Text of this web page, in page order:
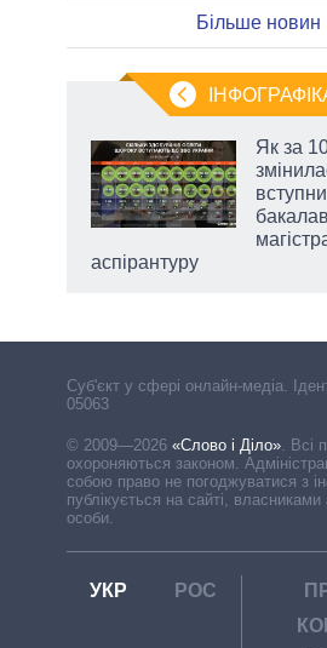
Більше новин
Як за
аспірантуру
Cуб'єкт у сфері онлайн-медіа.
05063
© 2009—2026 «Слово і Діло». Всі
охороняються законом.
собою право не погоджуватися з
публікується на сайті, власниками
особи.
УКР РОС